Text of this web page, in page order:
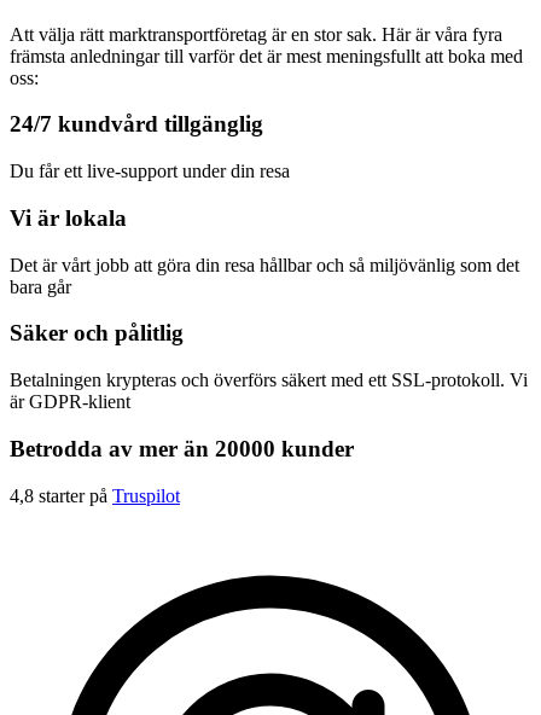
Att välja rätt marktransportföretag är en stor sak. Här är våra fyra
främsta anledningar till varför det är mest meningsfullt att boka med
oss:
24/7 kundvård tillgänglig
Du får ett live-support under din resa
Vi är lokala
Det är vårt jobb att göra din resa hållbar och så miljövänlig som det
bara går
Säker och pålitlig
Betalningen krypteras och överförs säkert med ett SSL-protokoll. Vi
är GDPR-klient
Betrodda av mer än 20000 kunder
4,8 starter på Truspilot